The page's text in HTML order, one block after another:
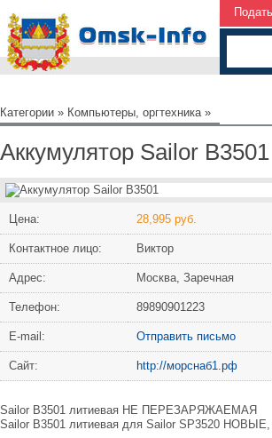
Категории » Компьютеры, оргтехника»
Аккумулятор Sailor B3501
Цена: 28,995 руб.
Контактное лицо: Виктор
Адрес: Москва, Заречная
Телефон: 89890901223
Е-mail: Отправить письмо
Сайт: http://морснаб1.рф
Sailor B3501 литиевая НЕ ПЕРЕЗАРЯЖАЕМАЯ
Sailor B3501 литиевая для Sailor SP3520 НОВЫЕ,